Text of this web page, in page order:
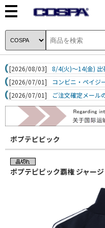
[2026/08/03]
8/4(火)～14(金) 出
[2026/07/01]
コンビニ・ペイジ
[2026/07/01]
ご注文確定メール
ポプテピピック
ポプテピピック覇権 ジャー